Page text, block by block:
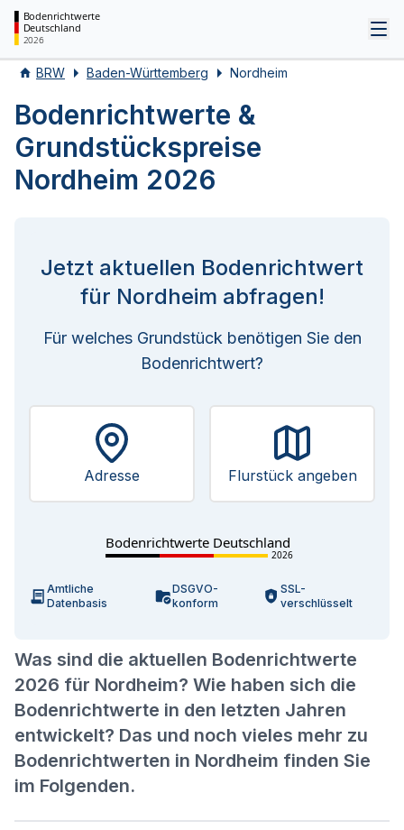
Bodenrichtwerte
Deutschland
2026
BRW Baden-Württemberg Nordheim
Bodenrichtwerte &
Grundstückspreise
Nordheim 2026
Was sind die aktuellen Bodenrichtwerte
2026 für Nordheim? Wie haben sich die
Bodenrichtwerte in den letzten Jahren
entwickelt? Das und noch vieles mehr zu
Bodenrichtwerten in Nordheim finden Sie
im Folgenden.
Jetzt aktuellen Bodenrichtwert
für Nordheim abfragen!
Für welches Grundstück benötigen Sie den
Bodenrichtwert?
Adresse Flurstück angeben
Bodenrichtwerte Deutschland
2026
Amtliche
Datenbasis
DSGVO-
konform
SSL-
verschlüsselt